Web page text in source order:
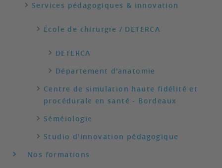
Services pédagogiques & innovation
École de chirurgie / DETERCA
DETERCA
Département d'anatomie
Centre de simulation haute fidélité et
procédurale en santé - Bordeaux
Séméiologie
Studio d'innovation pédagogique
Nos formations